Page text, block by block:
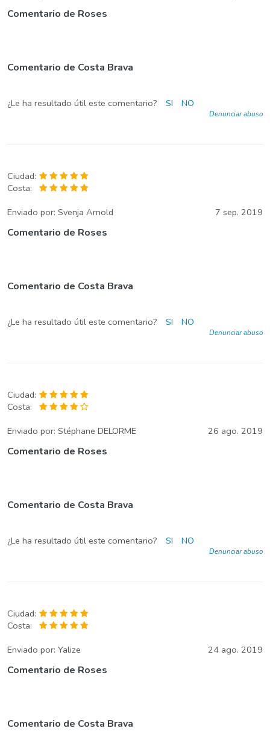
Comentario de Roses
Comentario de Costa Brava
¿Le ha resultado útil este comentario? SI NO
Denunciar abuso
Ciudad:
Costa:
Enviado por: Svenja Arnold 7 sep. 2019
Comentario de Roses
Comentario de Costa Brava
¿Le ha resultado útil este comentario? SI NO
Denunciar abuso
Ciudad:
Costa:
Enviado por: Stéphane DELORME 26 ago. 2019
Comentario de Roses
Comentario de Costa Brava
¿Le ha resultado útil este comentario? SI NO
Denunciar abuso
Ciudad:
Costa:
Enviado por: Yalize 24 ago. 2019
Comentario de Roses
Comentario de Costa Brava